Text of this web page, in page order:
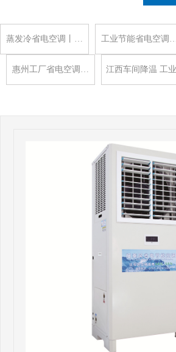
蒸发冷省电空调丨… 工业节能省电空调
惠州工厂省电空调… 江西车间降温 工